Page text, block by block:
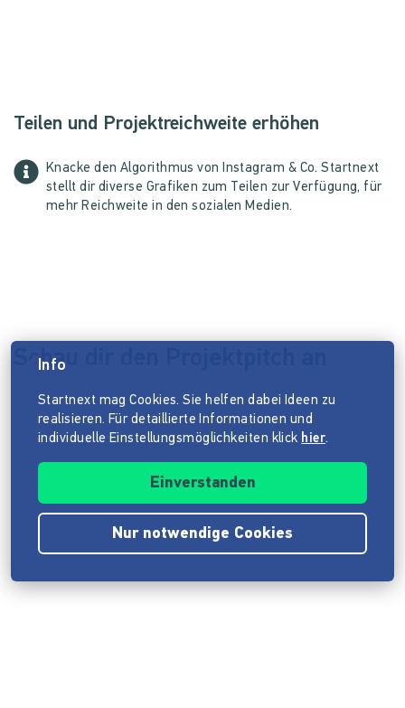
Teilen und Projektreichweite erhöhen
Knacke den Algorithmus von Instagram & Co. Startnext
stellt dir diverse Grafiken zum Teilen zur Verfügung, für
mehr Reichweite in den sozialen Medien.
Schau dir den Projektpitch an
Datenschutzhinweis
Info
Startnext mag Cookies. Sie helfen dabei Ideen zu
realisieren. Für detaillierte Informationen und
individuelle Einstellungsmöglichkeiten klick hier.
Einverstanden
Nur notwendige Cookies